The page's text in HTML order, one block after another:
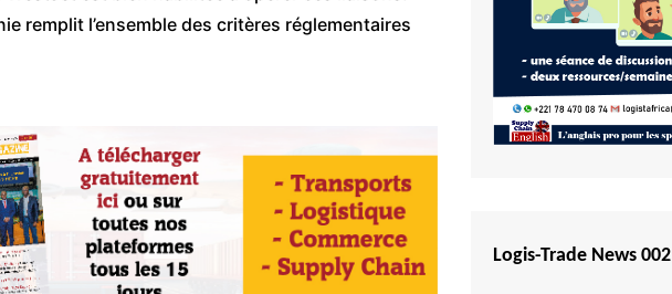
remplit l’ensemble des critères réglementaires
Logis-Trade News 002